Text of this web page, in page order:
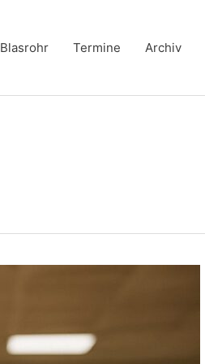
Blasrohr Termine Archiv